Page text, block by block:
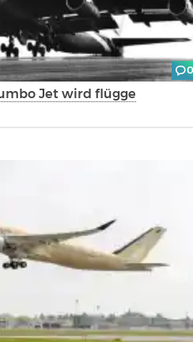
Jet wird flügge